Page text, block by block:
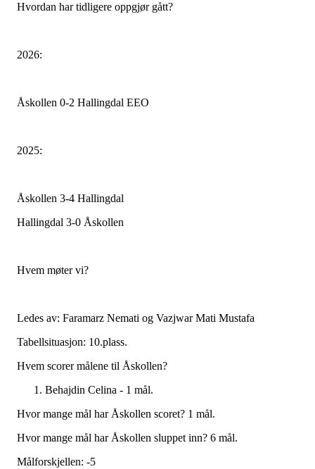
Hvordan har tidligere oppgjør gått?
2026:
Åskollen 0-2 Hallingdal EEO
2025:
Åskollen 3-4 Hallingdal
Hallingdal 3-0 Åskollen
Hvem møter vi?
Ledes av: Faramarz Nemati og Vazjwar Mati Mustafa
Tabellsituasjon: 10.plass.
Hvem scorer målene til Åskollen?
Behajdin Celina - 1 mål.
Hvor mange mål har Åskollen scoret? 1 mål.
Hvor mange mål har Åskollen sluppet inn? 6 mål.
Målforskjellen: -5